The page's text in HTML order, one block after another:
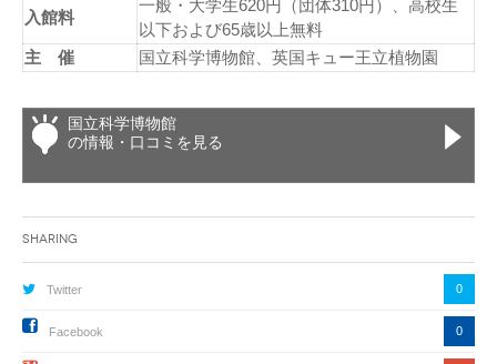
入館料
一般・大学生620円（団体310円）、高校生
以下および65歳以上無料
主 催
国立科学博物館、英国キュー王立植物園
国立科学博物館
の情報・口コミを見る
Sharing
Twitter 0
Facebook 0